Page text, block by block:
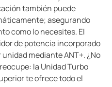
también puede
asegurando
como lo necesites. El
de potencia incorporado
mediante ANT+. ¿No
la Unidad Turbo
te ofrece todo el